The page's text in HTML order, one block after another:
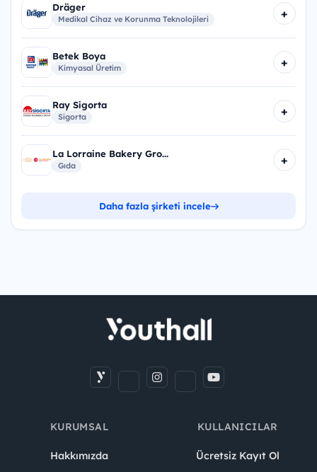
Dräger
Medikal Cihaz ve Korunma Teknolojileri +
Betek Boya
Kimyasal Üretim +
Ray Sigorta
Sigorta +
La Lorraine Bakery Gro...
Gıda +
Daha fazla şirketi incele
KURUMSAL
Hakkımızda
KULLANICILAR
Ücretsiz Kayıt Ol